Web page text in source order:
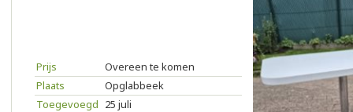
Prijs
Overeen te komen
Plaats
Opglabbeek
Toegevoegd 25 juli